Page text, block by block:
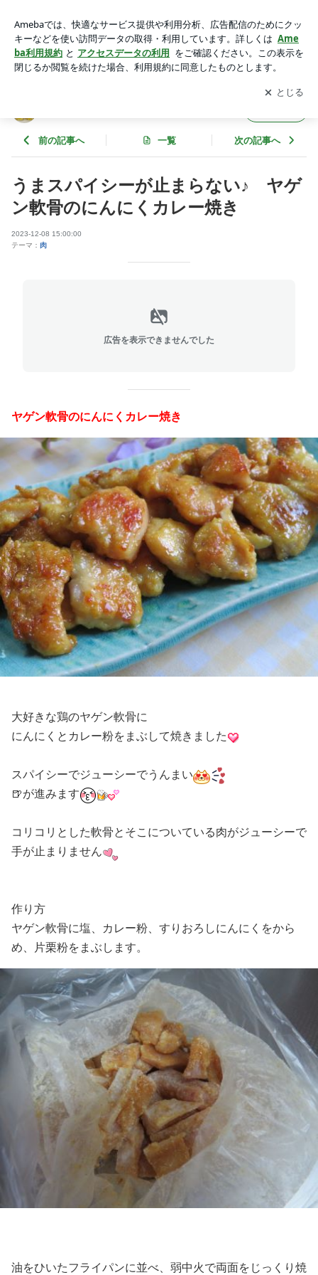
焼き | 花ぴーのあてレシピ
アプリをダウンロードして ブログの更新通知
を受け取りまし
ょう。
開く
前の記事へ 一覧 次の記事へ
うまスパイシーが止まらない♪ ヤゲ
ン軟骨のにんにくカレー焼き
2023-12-08 15:00:00
テーマ： 肉
広告を表示できませんでした
ヤゲン軟骨のにんにくカレー焼き
大好きな鶏のヤゲン軟骨に
にんにくとカレー粉をまぶして焼きました
スパイシーでジューシーでうんまい
🍺が進みます
コリコリとした軟骨とそこについている肉がジューシーで
手が止まりません
作り方
ヤゲン軟骨に塩、カレー粉、すりおろしにんにくをから
め、片栗粉をまぶします。
油をひいたフライパンに並べ、弱中火で両面をじっくり焼